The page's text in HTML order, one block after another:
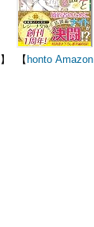
】 【honto Amazon